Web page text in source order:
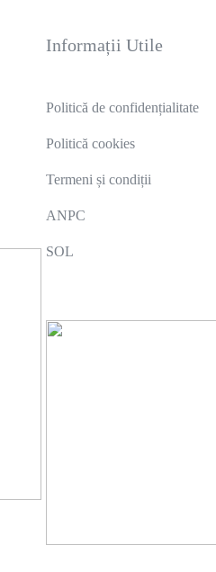
Informații Utile
Politică de confidențialitate
Politică cookies
Termeni și condiții
ANPC
SOL